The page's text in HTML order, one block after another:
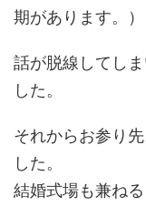
期があります。）
話が脱線してし
した。
それからお参り
した。
結婚式場も兼ね